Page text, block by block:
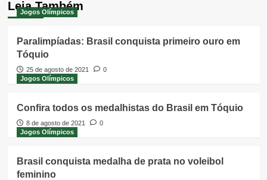
Leia Também
Jogos Olímpicos
Paralimpíadas: Brasil conquista primeiro ouro em
Tóquio
25 de agosto de 2021
0
Jogos Olímpicos
Confira todos os medalhistas do Brasil em Tóquio
8 de agosto de 2021
0
Jogos Olímpicos
Brasil conquista medalha de prata no voleibol
feminino